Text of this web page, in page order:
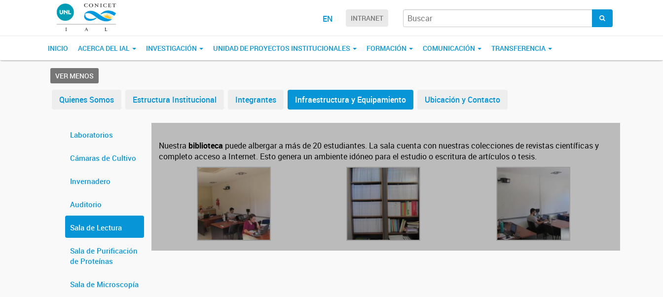
EN INTRANET
INICIO ACERCA DEL IAL INVESTIGACIÓN UNIDAD DE PROYECTOS INSTITUCIONALES FORMACIÓN COMUNICACIÓN TRANSFERENCIA
VER MENOS
Quienes Somos Estructura Institucional Integrantes Infraestructura y Equipamiento Ubicación y Contacto
Laboratorios
Cámaras de Cultivo
Invernadero
Auditorio
Sala de Lectura
Sala de Purificación
de Proteínas
Sala de Microscopía
Nuestra biblioteca puede albergar a más de 20 estudiantes. La sala cuenta con nuestras colecciones de revistas científicas y
completo acceso a Internet. Esto genera un ambiente idóneo para el estudio o escritura de artículos o tesis.